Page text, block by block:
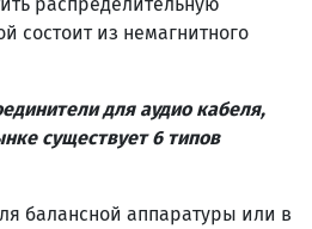
состоит из немагнитного
для аудио кабеля,
существует 6 типов
балансной аппаратуры или в